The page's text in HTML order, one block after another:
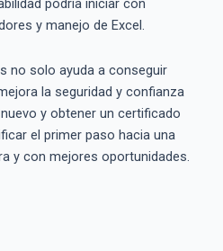
podría iniciar con
y manejo de Excel.
no solo ayuda a conseguir
la seguridad y confianza
y obtener un certificado
el primer paso hacia una
y con mejores oportunidades.